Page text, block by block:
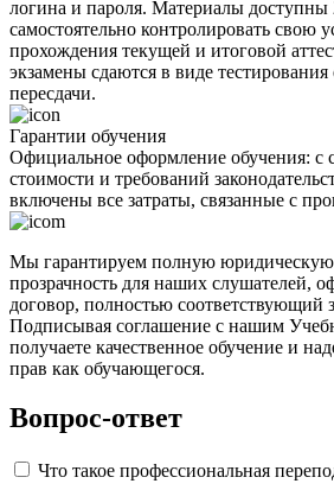
логина и пароля. Материалы
самостоятельно контролировать свою
прохождения текущей и итоговой
экзамены сдаются в виде
пересдачи.
Гарантии обучения
Официальное оформление обучения: с
стоимости и требований
включены все затраты, связанные с
Мы гарантируем полную
прозрачность для наших слушателей,
договор, полностью соответствующий
Подписывая соглашение с нашим
получаете качественное обучение и
прав как обучающегося.
Вопрос-ответ
Что такое профессиональная